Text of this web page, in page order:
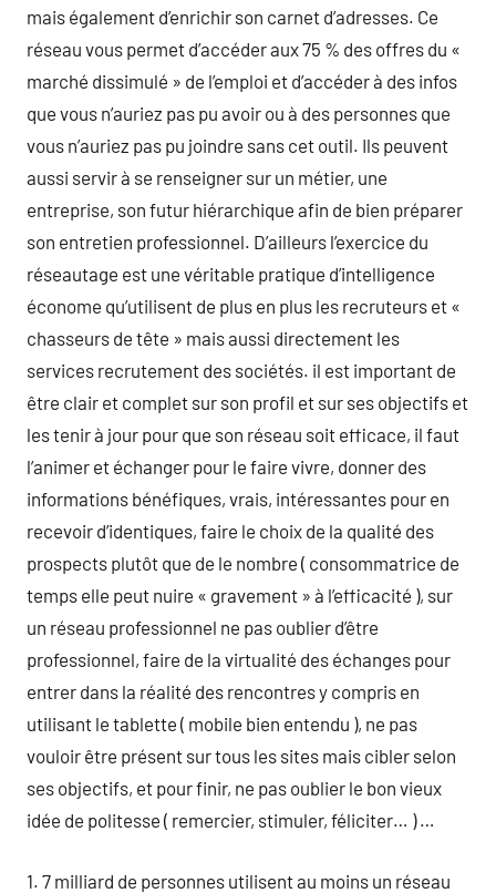
mais également d’enrichir son carnet d’adresses. Ce
réseau vous permet d’accéder aux 75 % des offres du «
marché dissimulé » de l’emploi et d’accéder à des infos
que vous n’auriez pas pu avoir ou à des personnes que
vous n’auriez pas pu joindre sans cet outil. Ils peuvent
aussi servir à se renseigner sur un métier, une
entreprise, son futur hiérarchique afin de bien préparer
son entretien professionnel. D’ailleurs l’exercice du
réseautage est une véritable pratique d’intelligence
économe qu’utilisent de plus en plus les recruteurs et «
chasseurs de tête » mais aussi directement les
services recrutement des sociétés. il est important de
être clair et complet sur son profil et sur ses objectifs et
les tenir à jour pour que son réseau soit efficace, il faut
l’animer et échanger pour le faire vivre, donner des
informations bénéfiques, vrais, intéressantes pour en
recevoir d’identiques, faire le choix de la qualité des
prospects plutôt que de le nombre ( consommatrice de
temps elle peut nuire « gravement » à l’efficacité ), sur
un réseau professionnel ne pas oublier d’être
professionnel, faire de la virtualité des échanges pour
entrer dans la réalité des rencontres y compris en
utilisant le tablette ( mobile bien entendu ), ne pas
vouloir être présent sur tous les sites mais cibler selon
ses objectifs, et pour finir, ne pas oublier le bon vieux
idée de politesse ( remercier, stimuler, féliciter… ) …
1. 7 milliard de personnes utilisent au moins un réseau